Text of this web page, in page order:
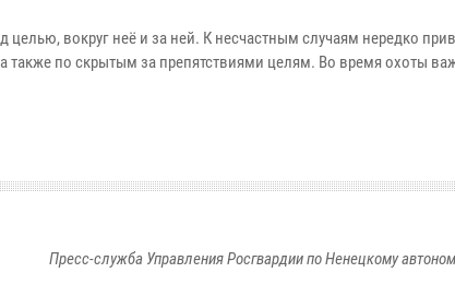
целью, вокруг неё и за ней. К несчастным случаям нередко
также по скрытым за препятствиями целям. Во время охоты
Пресс-служба Управления Росгвардии по Ненецкому